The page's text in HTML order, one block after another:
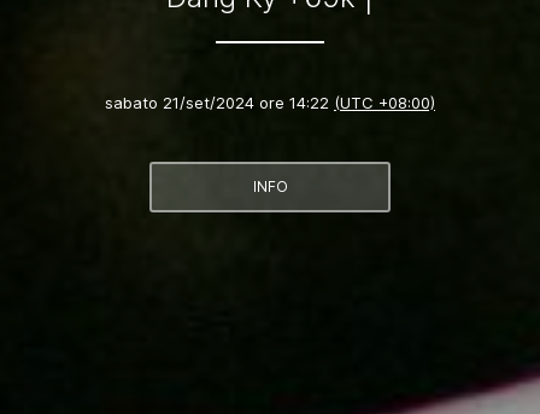
sabato 21/set/2024 ore 14:22 (UTC +08:00)
INFO